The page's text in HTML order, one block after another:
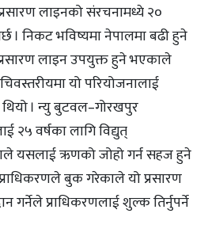
लाइनको संरचनामध्ये २०
। निकट भविष्यमा नेपालमा बढी हुने
लाइन उपयुक्त हुने भएकाले
यो परियोजनालाई
। न्यु बुटवल–गोरखपुर
२५ वर्षका लागि विद्युत्
यसलाई ऋणको जोहो गर्न सहज हुने
बुक गरेकाले यो प्रसारण
गर्नेले प्राधिकरणलाई शुल्क तिर्नुपर्ने